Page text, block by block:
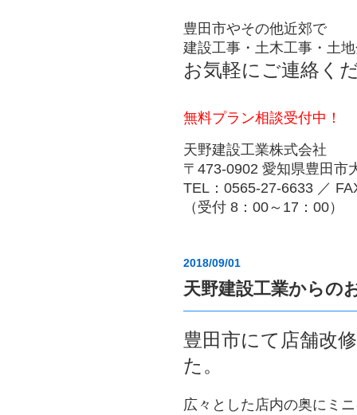
豊田市やその他近郊で
建設工事・土木工事・土
お気軽にご連絡く
無料プラン相談受付中！
天野建設工業株式会社
〒473-0902 愛知県豊田市
TEL：0565-27-6633 ／
（受付 8：00～17：00）
2018/09/01
天野建設工業からの
豊田市にて店舗改
た。
広々とした店内の奥にミ